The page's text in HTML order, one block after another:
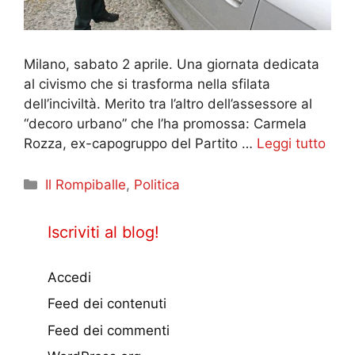
Milano, sabato 2 aprile. Una giornata dedicata
al civismo che si trasforma nella sfilata
dell’inciviltà. Merito tra l’altro dell’assessore al
“decoro urbano” che l’ha promossa: Carmela
Rozza, ex-capogruppo del Partito … Leggi tutto
Categorie
Il Rompiballe, Politica
Iscriviti al blog!
Accedi
Feed dei contenuti
Feed dei commenti